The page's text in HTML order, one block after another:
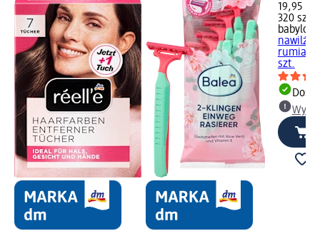
19,95 zł
320 szt.
babylove
szt.